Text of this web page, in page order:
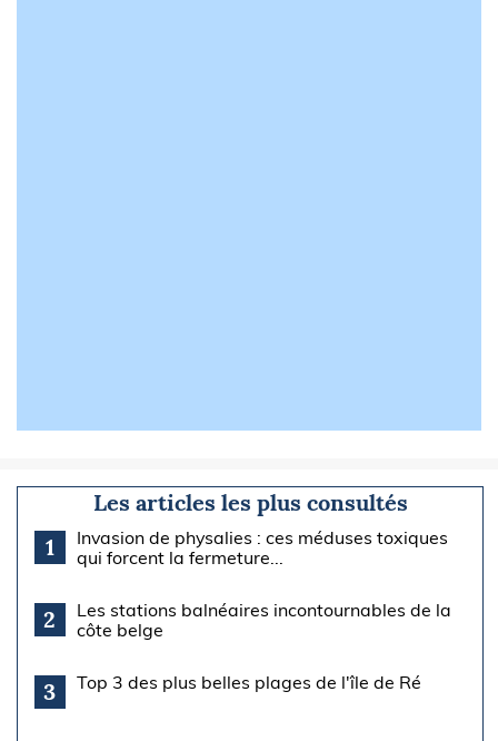
Les articles les plus consultés
1
Invasion de physalies : ces méduses toxiques
qui forcent la fermeture...
2
Les stations balnéaires incontournables de la
côte belge
3 Top 3 des plus belles plages de l'île de Ré